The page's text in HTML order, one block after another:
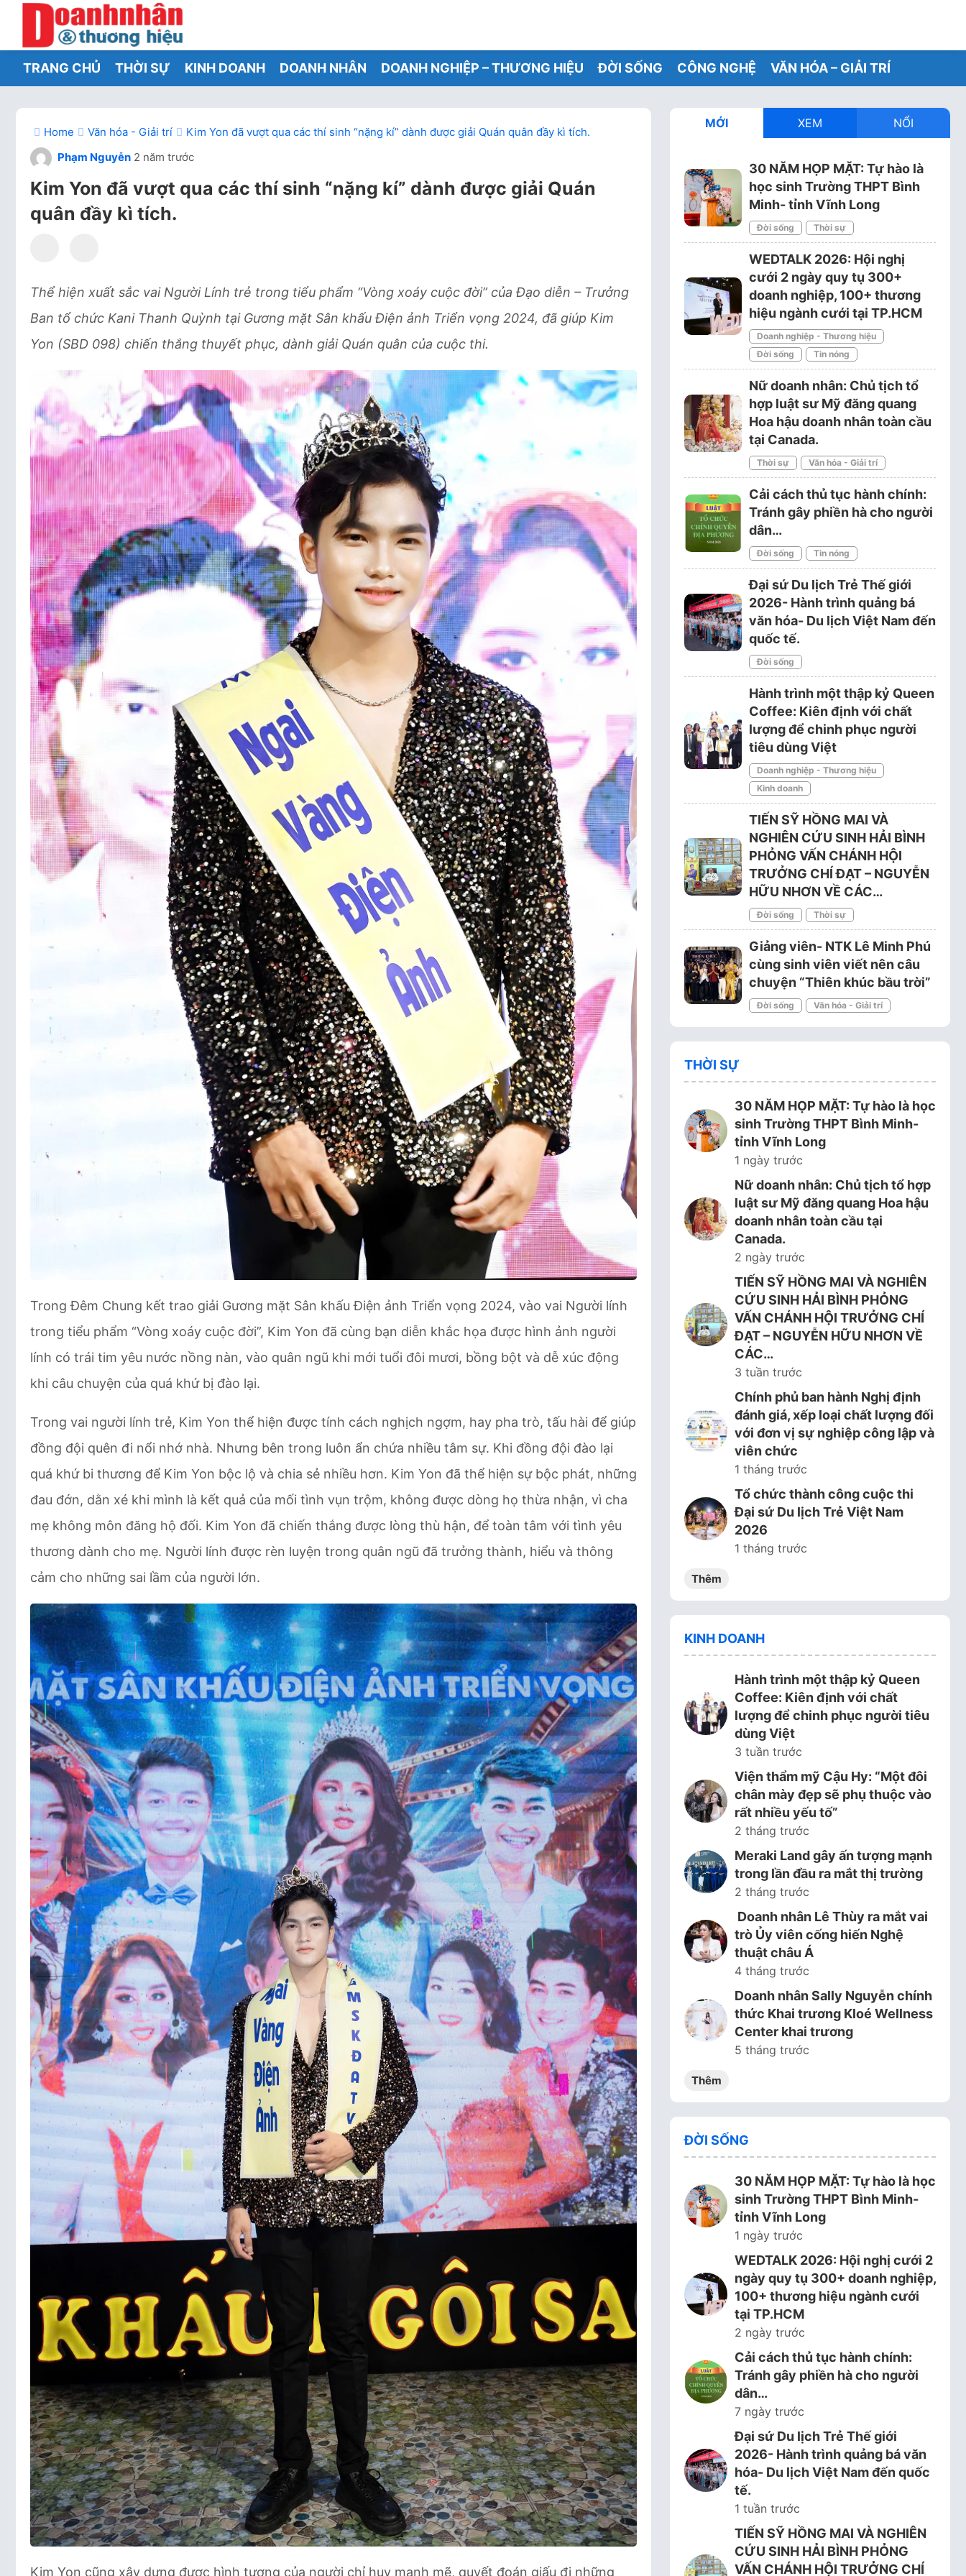
TRANG CHỦ THỜI SỰ KINH DOANH DOANH NHÂN DOANH NGHIỆP – THƯƠNG HIỆU ĐỜI SỐNG CÔNG NGHỆ VĂN HÓA – GIẢI TRÍ
Home Văn hóa - Giải trí
Kim Yon đã vượt qua các thí sinh “nặng kí” dành được giải Quán quân đầy kì tích.
Phạm Nguyễn 2 năm trước
Kim Yon đã vượt qua các thí sinh “nặng kí” dành được giải Quán
quân đầy kì tích.
Thể hiện xuất sắc vai Người Lính trẻ trong tiểu phẩm “Vòng xoáy cuộc đời” của Đạo diễn – Trưởng
Ban tổ chức Kani Thanh Quỳnh tại Gương mặt Sân khấu Điện ảnh Triển vọng 2024, đã giúp Kim
Yon (SBD 098) chiến thắng thuyết phục, dành giải Quán quân của cuộc thi.
Trong Đêm Chung kết trao giải Gương mặt Sân khấu Điện ảnh Triển vọng 2024, vào vai Người lính
trong tiểu phẩm “Vòng xoáy cuộc đời”, Kim Yon đã cùng bạn diễn khắc họa được hình ảnh người
lính có trái tim yêu nước nồng nàn, vào quân ngũ khi mới tuổi đôi mươi, bồng bột và dễ xúc động
khi câu chuyện của quá khứ bị đào lại.
Trong vai người lính trẻ, Kim Yon thể hiện được tính cách nghịch ngợm, hay pha trò, tấu hài để giúp
đồng đội quên đi nổi nhớ nhà. Nhưng bên trong luôn ẩn chứa nhiều tâm sự. Khi đồng đội đào lại
quá khứ bi thương để Kim Yon bộc lộ và chia sẻ nhiều hơn. Kim Yon đã thể hiện sự bộc phát, những
đau đớn, dằn xé khi mình là kết quả của mối tình vụn trộm, không được dòng họ thừa nhận, vì cha
mẹ không môn đăng hộ đối. Kim Yon đã chiến thắng được lòng thù hận, để toàn tâm với tình yêu
thương dành cho mẹ. Người lính được rèn luyện trong quân ngũ đã trưởng thành, hiểu và thông
cảm cho những sai lầm của người lớn.
Kim Yon cũng xây dựng được hình tượng của người chỉ huy mạnh mẽ, quyết đoán giấu đi những
MỚI XEM NỔI
30 NĂM HỌP MẶT: Tự hào là
học sinh Trường THPT Bình
Minh- tỉnh Vĩnh Long
Đời sống Thời sự
WEDTALK 2026: Hội nghị
cưới 2 ngày quy tụ 300+
doanh nghiệp, 100+ thương
hiệu ngành cưới tại TP.HCM
Doanh nghiệp - Thương hiệu
Đời sống
Tin nóng
Nữ doanh nhân: Chủ tịch tổ
hợp luật sư Mỹ đăng quang
Hoa hậu doanh nhân toàn cầu
tại Canada.
Thời sự Văn hóa - Giải trí
Cải cách thủ tục hành chính:
Tránh gây phiền hà cho người
dân…
Đời sống Tin nóng
Đại sứ Du lịch Trẻ Thế giới
2026- Hành trình quảng bá
văn hóa- Du lịch Việt Nam đến
quốc tế.
Đời sống
Hành trình một thập kỷ Queen
Coffee: Kiên định với chất
lượng để chinh phục người
tiêu dùng Việt
Doanh nghiệp - Thương hiệu
Kinh doanh
TIẾN SỸ HỒNG MAI VÀ
NGHIÊN CỨU SINH HẢI BÌNH
PHỎNG VẤN CHÁNH HỘI
TRƯỞNG CHÍ ĐẠT – NGUYỄN
HỮU NHƠN VỀ CÁC…
Đời sống Thời sự
Giảng viên- NTK Lê Minh Phú
cùng sinh viên viết nên câu
chuyện “Thiên khúc bầu trời”
Đời sống Văn hóa - Giải trí
THỜI SỰ
30 NĂM HỌP MẶT: Tự hào là học
sinh Trường THPT Bình Minh-
tỉnh Vĩnh Long
1 ngày trước
Nữ doanh nhân: Chủ tịch tổ hợp
luật sư Mỹ đăng quang Hoa hậu
doanh nhân toàn cầu tại
Canada.
2 ngày trước
TIẾN SỸ HỒNG MAI VÀ NGHIÊN
CỨU SINH HẢI BÌNH PHỎNG
VẤN CHÁNH HỘI TRƯỞNG CHÍ
ĐẠT – NGUYỄN HỮU NHƠN VỀ
CÁC…
3 tuần trước
Chính phủ ban hành Nghị định
đánh giá, xếp loại chất lượng đối
với đơn vị sự nghiệp công lập và
viên chức
1 tháng trước
Tổ chức thành công cuộc thi
Đại sứ Du lịch Trẻ Việt Nam
2026
1 tháng trước
Thêm
KINH DOANH
Hành trình một thập kỷ Queen
Coffee: Kiên định với chất
lượng để chinh phục người tiêu
dùng Việt
3 tuần trước
Viện thẩm mỹ Cậu Hy: “Một đôi
chân mày đẹp sẽ phụ thuộc vào
rất nhiều yếu tố”
2 tháng trước
Meraki Land gây ấn tượng mạnh
trong lần đầu ra mắt thị trường
2 tháng trước
Doanh nhân Lê Thùy ra mắt vai
trò Ủy viên cống hiến Nghệ
thuật châu Á
4 tháng trước
Doanh nhân Sally Nguyễn chính
thức Khai trương Kloé Wellness
Center khai trương
5 tháng trước
Thêm
ĐỜI SỐNG
30 NĂM HỌP MẶT: Tự hào là học
sinh Trường THPT Bình Minh-
tỉnh Vĩnh Long
1 ngày trước
WEDTALK 2026: Hội nghị cưới 2
ngày quy tụ 300+ doanh nghiệp,
100+ thương hiệu ngành cưới
tại TP.HCM
2 ngày trước
Cải cách thủ tục hành chính:
Tránh gây phiền hà cho người
dân…
7 ngày trước
Đại sứ Du lịch Trẻ Thế giới
2026- Hành trình quảng bá văn
hóa- Du lịch Việt Nam đến quốc
tế.
1 tuần trước
TIẾN SỸ HỒNG MAI VÀ NGHIÊN
CỨU SINH HẢI BÌNH PHỎNG
VẤN CHÁNH HỘI TRƯỞNG CHÍ